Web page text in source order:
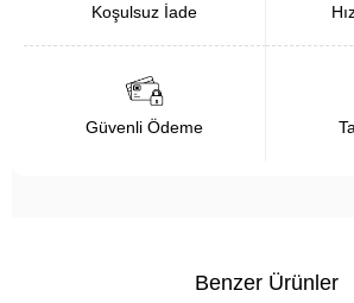
Koşulsuz İade
Güvenli Ödeme
Benzer Ürünler